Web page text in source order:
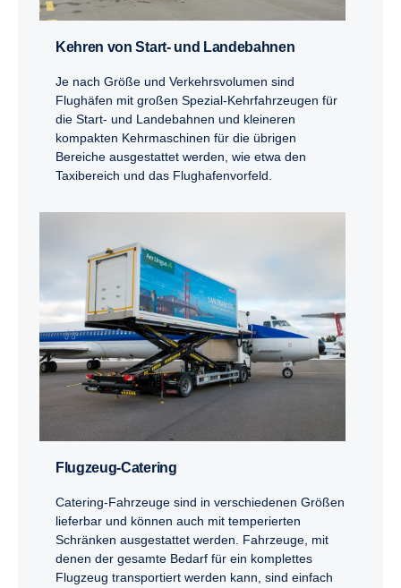
Kehren von Start- und Landebahnen
Je nach Größe und Verkehrsvolumen sind
Flughäfen mit großen Spezial-Kehrfahrzeugen für
die Start- und Landebahnen und kleineren
kompakten Kehrmaschinen für die übrigen
Bereiche ausgestattet werden, wie etwa den
Taxibereich und das Flughafenvorfeld.
Flugzeug-Catering
Catering-Fahrzeuge sind in verschiedenen Größen
lieferbar und können auch mit temperierten
Schränken ausgestattet werden. Fahrzeuge, mit
denen der gesamte Bedarf für ein komplettes
Flugzeug transportiert werden kann, sind einfach